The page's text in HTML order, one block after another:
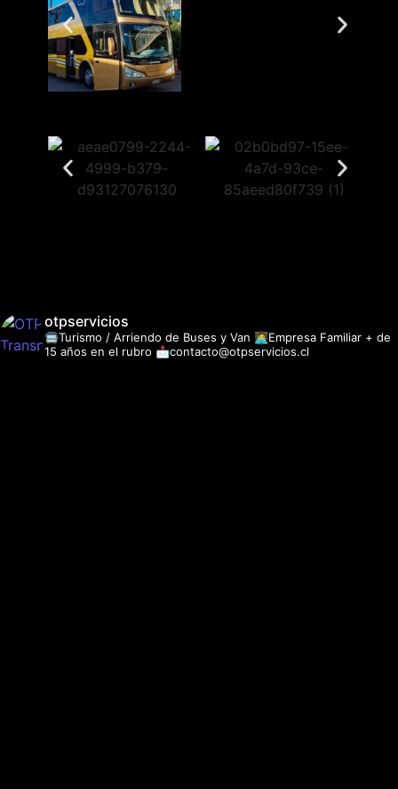
otpservicios
🚍Turismo / Arriendo de Buses y Van 👩‍💻Empresa Familiar + de
15 años en el rubro 📩contacto@otpservicios.cl